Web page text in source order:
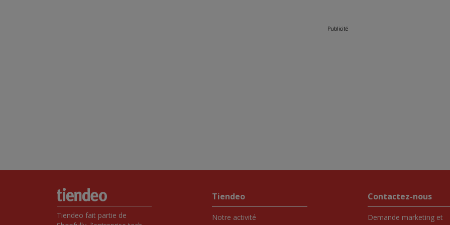
Publicité
Tiendeo fait partie de
Tiendeo
Notre activité
Contactez-nous
Demande marketing et